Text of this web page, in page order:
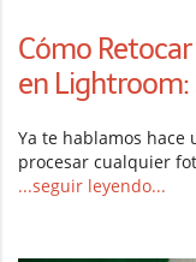
Cómo
en Lightroom:
Ya te hablamos
procesar cualquier
...seguir leyendo...